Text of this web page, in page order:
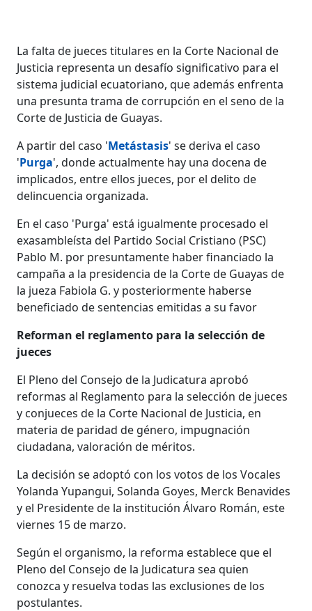
La falta de jueces titulares en la Corte Nacional de
Justicia representa un desafío significativo para el
sistema judicial ecuatoriano, que además enfrenta
una presunta trama de corrupción en el seno de la
Corte de Justicia de Guayas.
A partir del caso 'Metástasis' se deriva el caso
'Purga', donde actualmente hay una docena de
implicados, entre ellos jueces, por el delito de
delincuencia organizada.
En el caso 'Purga' está igualmente procesado el
exasambleísta del Partido Social Cristiano (PSC)
Pablo M. por presuntamente haber financiado la
campaña a la presidencia de la Corte de Guayas de
la jueza Fabiola G. y posteriormente haberse
beneficiado de sentencias emitidas a su favor
Reforman el reglamento para la selección de
jueces
El Pleno del Consejo de la Judicatura aprobó
reformas al Reglamento para la selección de jueces
y conjueces de la Corte Nacional de Justicia, en
materia de paridad de género, impugnación
ciudadana, valoración de méritos.
La decisión se adoptó con los votos de los Vocales
Yolanda Yupangui, Solanda Goyes, Merck Benavides
y el Presidente de la institución Álvaro Román, este
viernes 15 de marzo.
Según el organismo, la reforma establece que el
Pleno del Consejo de la Judicatura sea quien
conozca y resuelva todas las exclusiones de los
postulantes.